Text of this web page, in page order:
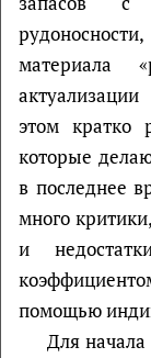
материала
этом кратко
которые
в последнее
много
и
помощью
Для